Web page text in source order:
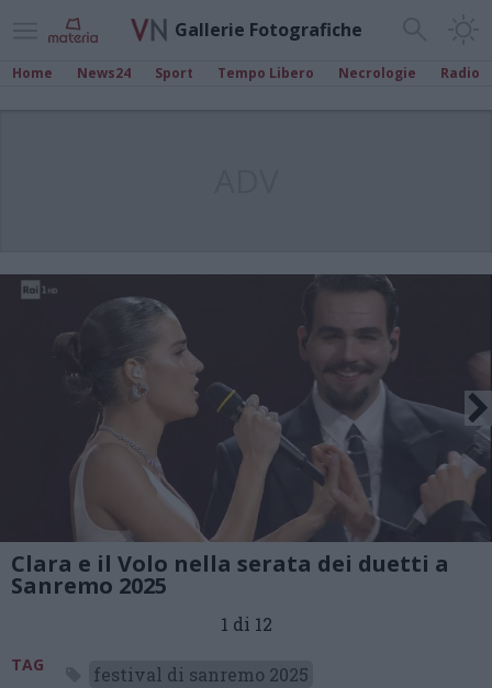
Gallerie Fotografiche
Home News24 Sport Tempo Libero Necrologie Radio
Clara e il Volo nella serata dei duetti a
Sanremo 2025
1 di 12
TAG
festival di sanremo 2025